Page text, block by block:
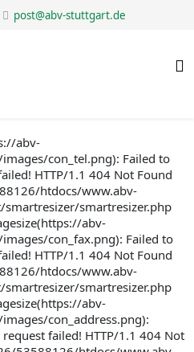
post@abv-stuttgart.de
abv-
con_tel.png): Failed to
HTTP/1.1 404 Not Found
htdocs/www.abv-
smartresizer.php
abv-
con_fax.png): Failed to
HTTP/1.1 404 Not Found
htdocs/www.abv-
smartresizer.php
abv-
con_address.png):
failed! HTTP/1.1 404 Not